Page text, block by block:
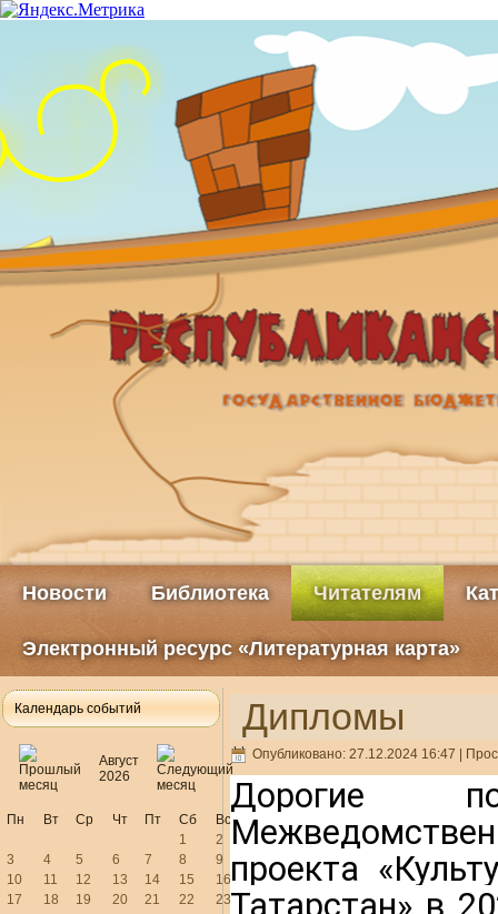
Новости Библиотека Читателям
Электронный ресурс «Литературная карта»
Календарь событий
Август
2026
Пн Вт Ср Чт Пт Сб
Вс
1
2
3
4 5 6 7 8
9
10
11 12 13 14 15
16
17
18 19 20 21 22
23
Дипломы
Опубликовано: 27.12.2024 16:47 |
Дорогие
проекта